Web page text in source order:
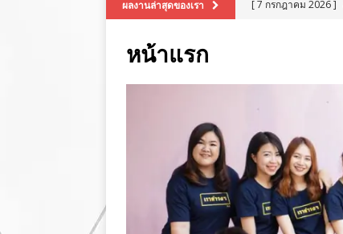
ผลงานล่าสุดของเรา [ 7 กรกฎาคม 2026 ]
ผลงานล่าสุด
[ 8 กรกฎาคม 2026 ]
ผลงานล่าสุด
หน้าแรก